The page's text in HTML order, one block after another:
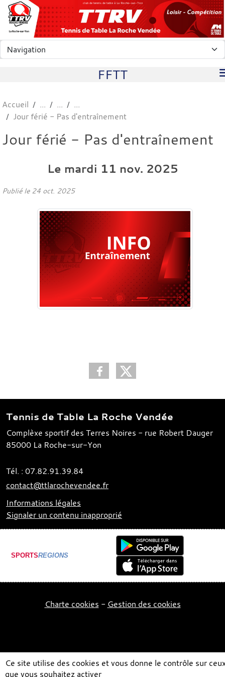
club de tennis de table à La Roche-sur-Yon
FFTT
Accueil
Jour férié - Pas d'entraînement
Jour férié - Pas d'entraînement
Le mardi 11 nov. 2025
Publié le 24 oct. 2025
Tennis de Table La Roche Vendée
Complèxe sportif des Terres Noires - rue Robert Dauger
85000 La Roche-sur-Yon
Tél. : 07.82.91.39.84
contact@ttlarochevendee.fr
Informations légales
Signaler un contenu inapproprié
SPORTSREGIONS
Charte cookies Gestion des cookies
Panneau de gestion des cookies
Ce site utilise des cookies et vous donne le contrôle sur
que vous souhaitez activer